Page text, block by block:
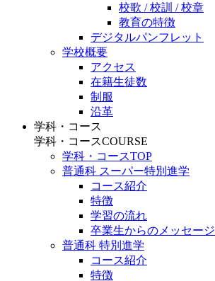
校歌 / 校訓 / 校章
教育の特徴
デジタルパンフレット
学校概要
アクセス
在籍生徒数
制服
沿革
学科・コース
学科・コースCOURSE
学科・コースTOP
普通科 スーパー特別進学
コース紹介
特徴
学習の流れ
卒業生からのメッセージ
普通科 特別進学
コース紹介
特徴